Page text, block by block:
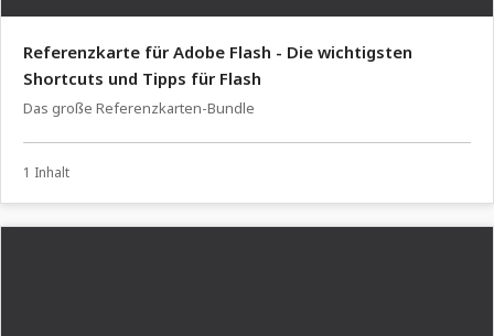
Referenzkarte für Adobe Flash - Die wichtigsten
Shortcuts und Tipps für Flash
Das große Referenzkarten-Bundle
1 Inhalt